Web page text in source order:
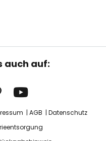
auch auf:
AGB
Datenschutz